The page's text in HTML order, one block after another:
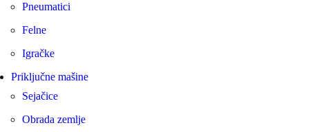
Pneumatici
Felne
Igračke
Priključne mašine
Sejačice
Obrada zemlje